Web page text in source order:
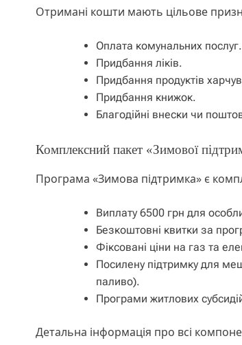
Отримані кошти мають цільове
Оплата комунальних послуг.
Придбання ліків.
Придбання продуктів
Придбання книжок.
Благодійні внески чи
Комплексний пакет «Зимової
Програма «Зимова підтримка» є
Виплату 6500 грн для
Безкоштовні квитки за
Фіксовані ціни на газ та
Посилену підтримку для
паливо).
Програми житлових
Детальна інформація про всі